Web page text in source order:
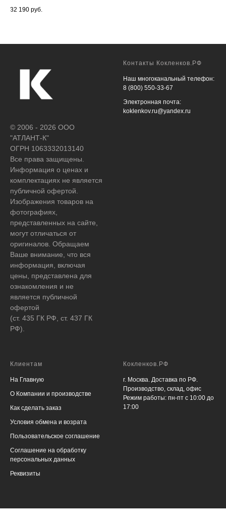
32 190 руб.
© 2006 - 2026 ООО
"АТЛАНТ-К"
ОГРН 1063332013140
Все права защищены.
Информация о ценах и
комплектациях не является
публичной офертой.
Изображения товаров на
фотографиях,
представленных на сайте,
могут отличаться от
оригиналов. Обращаем
Ваше внимание, что вся
информация, включая
цены, представлена для
ознакомления и не
является публичной
офертой
(ст. 435 ГК РФ, ст. 437 ГК
РФ).
Контакты Кокленков.РФ
Наш многоканальный телефон:
8 (800) 550-33-67
Электронная почта:
koklenkov.ru@yandex.ru
Клиентам
На Главную
О Компании и производстве
Как сделать заказ
Условия обмена и возрата
Пользовательское соглашение
Соглашение на обработку
персональных данных
Реквизиты
Кокленков.РФ
г. Москва. Доставка по РФ.
Производство, склад, офис
Режим работы: пн-пт с 10:00 до
17:00